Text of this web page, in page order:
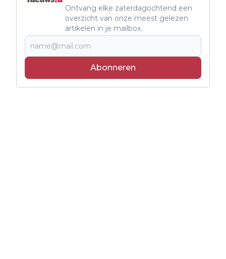
Ontvang elke zaterdagochtend een
overzicht van onze meest gelezen
artikelen in je mailbox.
Abonneren